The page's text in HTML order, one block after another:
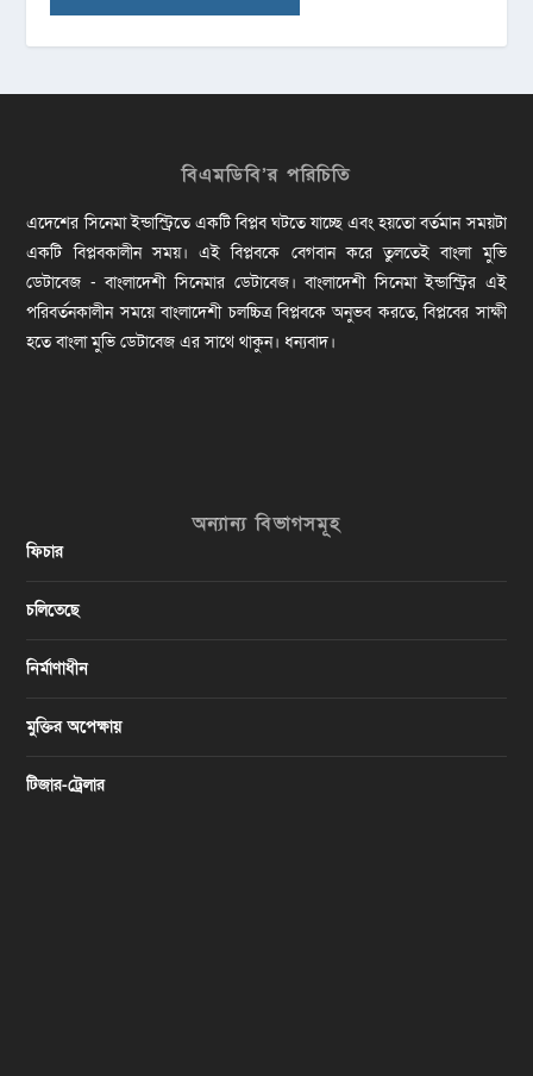
বিএমডিবি’র পরিচিতি
এদেশের সিনেমা ইন্ডাস্ট্রিতে একটি বিপ্লব ঘটতে যাচ্ছে এবং হয়তো বর্তমান সময়টা
একটি বিপ্লবকালীন সময়। এই বিপ্লবকে বেগবান করে তুলতেই বাংলা মুভি
ডেটাবেজ - বাংলাদেশী সিনেমার ডেটাবেজ। বাংলাদেশী সিনেমা ইন্ডাস্ট্রির এই
পরিবর্তনকালীন সময়ে বাংলাদেশী চলচ্চিত্র বিপ্লবকে অনুভব করতে, বিপ্লবের সাক্ষী
হতে বাংলা মুভি ডেটাবেজ এর সাথে থাকুন। ধন্যবাদ।
অন্যান্য বিভাগসমূহ
ফিচার
চলিতেছে
নির্মাণাধীন
মুক্তির অপেক্ষায়
টিজার-ট্রেলার